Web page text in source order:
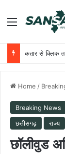
Menu
कतार से क्लिक
Home /
Breaking News
छत्तीसगढ़
राज्य
छॉलीवुड